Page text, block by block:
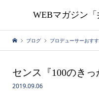
WEBマガジン「
ブログ プロデューサーおす
センス『100のきっ
2019.09.06